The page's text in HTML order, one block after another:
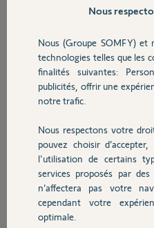
Sécurité
Domotique
Chauffage
Autres produits
malgré cela le portail ne se
c’était le cas jusqu’à hier.
Merci,
Philippe D.
il y a presque 2 ans
Participer au
Réponses
.n cours de fermeture si vous
ouverture ?
Nous
Nous (Groupe SOMFY) et
technologies telles que les
finalités suivantes:
publicités, offrir une
notre trafic.
Nous respectons votre
pouvez choisir
l'utilisation de certains
services proposés par
n’affectera pas votre
cependant votre
optimale.